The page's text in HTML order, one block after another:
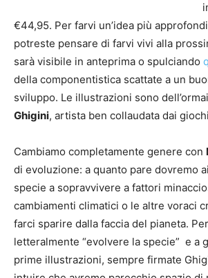
€44,95. Per farvi un’idea più
potreste pensare di farvi vivi alla
sarà visibile in anteprima o spulciando
della componentistica scattate a un
sviluppo. Le illustrazioni sono
Ghigini, artista ben collaudata dai
Cambiamo completamente genere con
di evoluzione: a quanto pare dovremo
specie a sopravvivere a fattori
cambiamenti climatici o le altre voraci
farci sparire dalla faccia del pianeta.
letteralmente “evolvere la specie” e a
prime illustrazioni, sempre firmate